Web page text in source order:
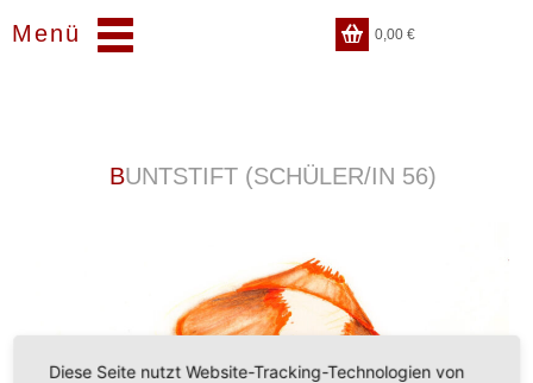
Menü 0,00€
BUNTSTIFT (SCHÜLER/IN 56)
Diese Seite nutzt Website-Tracking-Technologien von